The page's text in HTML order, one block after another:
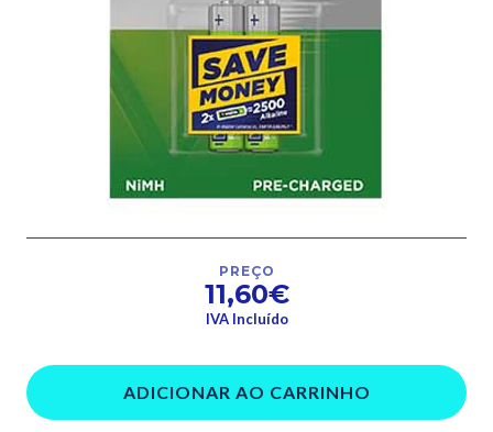
PREÇO
11,60€
IVA Incluído
ADICIONAR AO CARRINHO